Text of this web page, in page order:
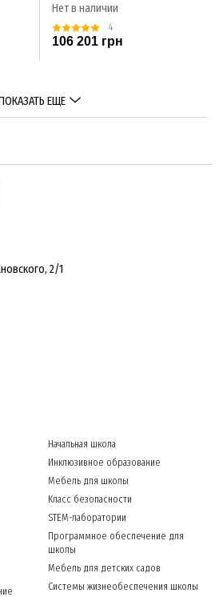
Нет в наличии
4
106 201 грн
ЕЩЕ
2/1
Начальная школа
Инклюзивное образование
Мебель для школы
Класс безопасности
STEM-лаборатории
Программное обеспечение для
школы
Мебель для детских садов
Системы жизнеобеспечения школы